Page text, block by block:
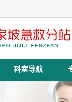
科室导航